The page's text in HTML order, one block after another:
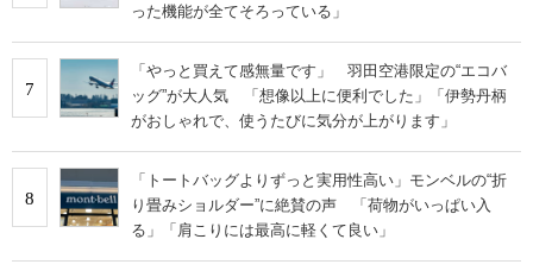
った機能が全てそろっている」
7
「やっと買えて感無量です」 羽田空港限定の“エコバ
ッグ”が大人気 「想像以上に便利でした」「伊勢丹柄
がおしゃれで、使うたびに気分が上がります」
8
「トートバッグよりずっと実用性高い」モンベルの“折
り畳みショルダー”に絶賛の声 「荷物がいっぱい入
る」「肩こりには最高に軽くて良い」